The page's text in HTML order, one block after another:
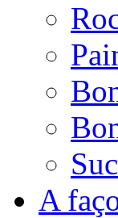
A